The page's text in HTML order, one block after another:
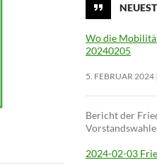
Wo die
20240205
5. FEBRUAR 2024
Bericht der
2024-02-03